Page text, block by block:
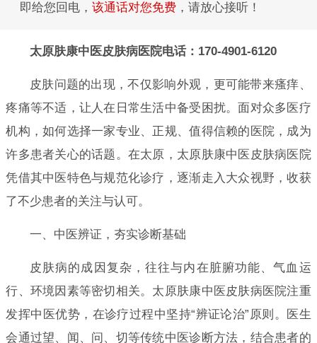
即给您回电， 该通话对您免费 ，请放心接听！
太原肤康中医皮肤病医院电话：170-4901-6120
皮肤问题的出现，不仅影响外观，更可能带来瘙痒、
疼痛等不适，让人在日常生活中备受困扰。面对众多医疗
机构，如何选择一家专业、正规、值得信赖的医院，成为
许多患者关心的话题。在太原，太原肤康中医皮肤病医院
凭借其中医特色与规范化诊疗，逐渐走入大众视野，收获
了不少患者的关注与认可。
一、中医辨证，夯实诊断基础
皮肤病的成因复杂，往往与内在脏腑功能、气血运
行、环境因素等密切相关。太原肤康中医皮肤病医院注重
发挥中医优势，在诊疗过程中坚持“辨证论治”原则。医生
会通过望、闻、问、切等传统中医诊断方法，结合患者的